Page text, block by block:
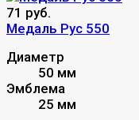
71 руб.
Медаль Рус 550
Диаметр
50 мм
Эмблема
25 мм